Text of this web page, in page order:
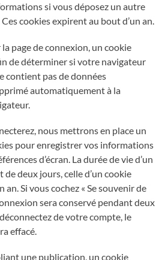
si vous déposez un autre
cookies expirent au bout d’un an.
page de connexion, un cookie
de déterminer si votre navigateur
contient pas de données
automatiquement à la
nous mettrons en place un
pour enregistrer vos informations
d’écran. La durée de vie d’un
deux jours, celle d’un cookie
an. Si vous cochez « Se souvenir de
sera conservé pendant deux
de votre compte, le
effacé.
une publication, un cookie